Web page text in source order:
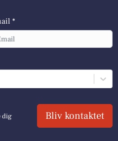
*
dig
Bliv kontaktet